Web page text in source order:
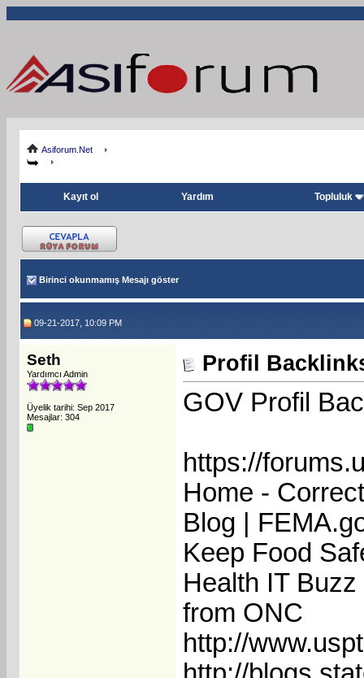
Asiforum.Net
Kayıt ol Yardım Topluluk
Birinci okunmamış Mesajı göster
09-21-2017, 10:09 PM
Seth
Yardımcı Admin
Üyelik tarihi: Sep 2017
Mesajlar: 304
Profil
GOV Profil
https://
Home -
Blog |
Keep Food
Health IT
from ONC
http://